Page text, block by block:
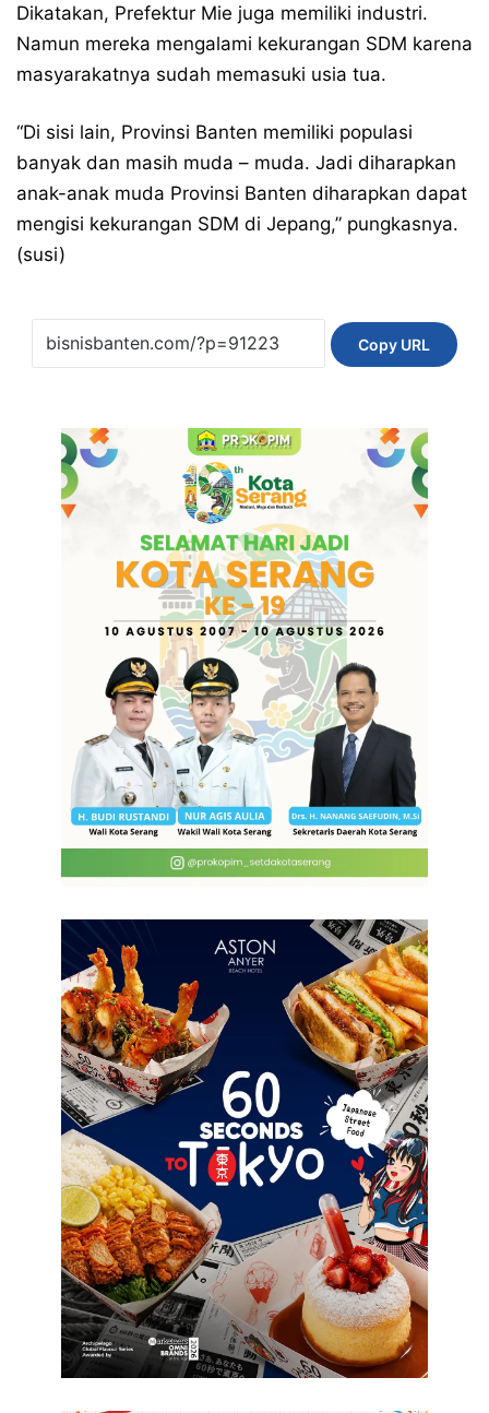
Dikatakan, Prefektur Mie juga memiliki industri.
Namun mereka mengalami kekurangan SDM karena
masyarakatnya sudah memasuki usia tua.
“Di sisi lain, Provinsi Banten memiliki populasi
banyak dan masih muda – muda. Jadi diharapkan
anak-anak muda Provinsi Banten diharapkan dapat
mengisi kekurangan SDM di Jepang,” pungkasnya.
(susi)
Copy URL